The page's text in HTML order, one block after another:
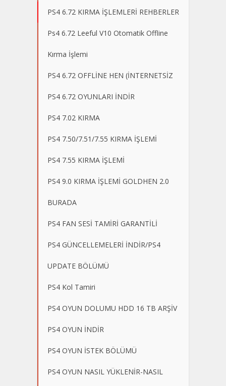
PS4 6.72 KIRMA İŞLEMLERİ REHBERLER
Ps4 6.72 Leeful V10 Otomatik Offline
Kırma İşlemi
PS4 6.72 OFFLİNE HEN (İNTERNETSİZ
PS4 6.72 OYUNLARI İNDİR
PS4 7.02 KIRMA
PS4 7.50/7.51/7.55 KIRMA İŞLEMİ
PS4 7.55 KIRMA İŞLEMİ
PS4 9.0 KIRMA İŞLEMİ GOLDHEN 2.0
BURADA
PS4 FAN SESİ TAMİRİ GARANTİLİ
PS4 GÜNCELLEMELERİ İNDİR/PS4
UPDATE BÖLÜMÜ
PS4 Kol Tamiri
PS4 OYUN DOLUMU HDD 16 TB ARŞİV
PS4 OYUN İNDİR
PS4 OYUN İSTEK BÖLÜMÜ
PS4 OYUN NASIL YÜKLENİR-NASIL